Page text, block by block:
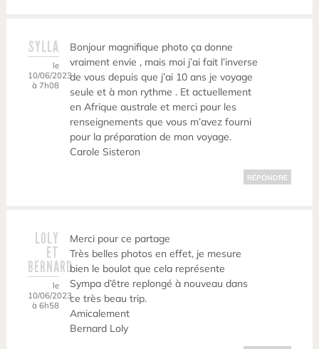
SYLLA
le
10/06/2023
à 7h08
Bonjour magnifique photo ça donne
vraiment envie , mais moi j’ai fait l’inverse
de vous depuis que j’ai 10 ans je voyage
seule et à mon rythme . Et actuellement
en Afrique australe et merci pour les
renseignements que vous m’avez fourni
pour la préparation de mon voyage.
Carole Sisteron
RÉPONDRE
LOLY
ET
BERNARD
le
10/06/2023
à 6h58
Merci pour ce partage
Très belles photos en effet, je mesure
bien le boulot que cela représente
Sympa d’être replongé à nouveau dans
ce très beau trip.
Amicalement
Bernard Loly